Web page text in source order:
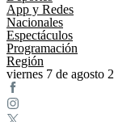
App y Redes
Nacionales
Espectáculos
Programación
Región
viernes 7 de agosto